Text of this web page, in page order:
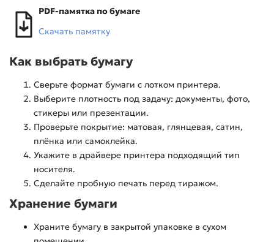
PDF-памятка по бумаге
Скачать памятку
Как выбрать бумагу
Сверьте формат бумаги с лотком принтера.
Выберите плотность под задачу: документы, фото,
стикеры или презентации.
Проверьте покрытие: матовая, глянцевая, сатин,
плёнка или самоклейка.
Укажите в драйвере принтера подходящий тип
носителя.
Сделайте пробную печать перед тиражом.
Хранение бумаги
Храните бумагу в закрытой упаковке в сухом